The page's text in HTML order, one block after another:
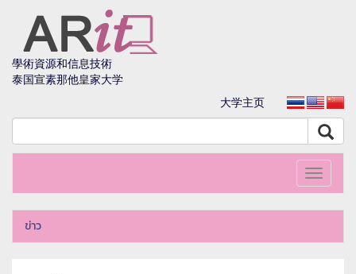
學術資源和信息技術
泰国宣素那他皇家大学
大学主页
Toggle
ข่าว